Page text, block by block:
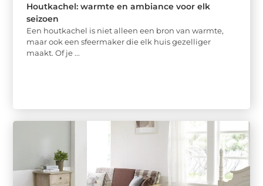
Houtkachel: warmte en ambiance voor elk
seizoen
Een houtkachel is niet alleen een bron van warmte,
maar ook een sfeermaker die elk huis gezelliger
maakt. Of je ...